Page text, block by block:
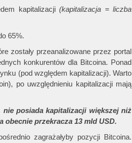
kapitalizacji(kapitalizacja = liczba
65%.
zostały przeanalizowane przez portal
konkurentów dla Bitcoina. Ponad
(pod względem kapitalizacji). Warto
po uwzględnieniu kapitalizacji mają
posiada kapitalizacji większej niż
obecnie przekracza 13 mld USD.
zagrażałyby pozycji Bitcoina.